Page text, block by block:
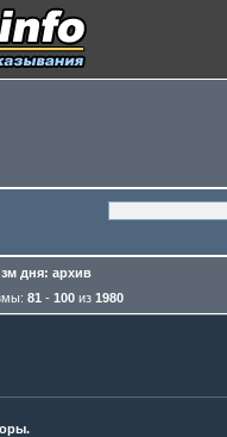
дня: архив
81 - 100 из 1980